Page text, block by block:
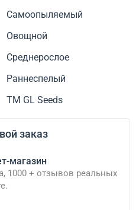
Самоопыляемый
Овощной
Среднерослое
Раннеспелый
ТМ GL Seeds
заказ
магазин
1000 + отзывов реальных